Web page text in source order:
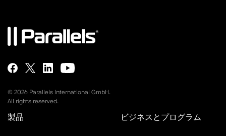
© 2026 Parallels International GmbH.
All rights reserved.
製品 ビジネスとプログラム